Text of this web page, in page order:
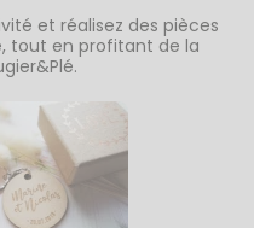
et réalisez des pièces
tout en profitant de la